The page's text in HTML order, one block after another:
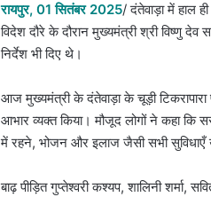
रायपुर, 01 सितंबर 2025/ दंतेवाड़ा में हाल
विदेश दौरे के दौरान मुख्यमंत्री श्री विष्णु
निर्देश भी दिए थे।
आज मुख्यमंत्री के दंतेवाड़ा के चूड़ी टिकरापारा
आभार व्यक्त किया। मौजूद लोगों ने कहा कि
में रहने, भोजन और इलाज जैसी सभी सुविधाएँ
बाढ़ पीड़ित गुप्तेश्वरी कश्यप, शालिनी शर्मा,